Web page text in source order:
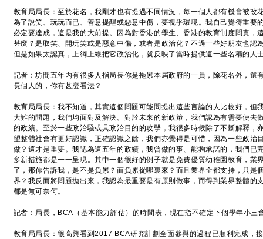
教育局局長：至於花名，我剛才也有提過不同情況，每一個人都有機會被改
為了說笑、玩玩而已、善意提醒或惡意中傷，要視乎環境。我自己覺得重要
必定要達成，這是我的大前提。因為對香港的學生、香港的教育制度問責，
甚麼？是取笑、開玩笑或是惡意中傷，或者是政治化？不過一些好朋友也認
但是如果太認真，上綱上線把它政治化，就反映了當時提供這一些名稱的人
記者：坊間五年內有很多人指局長你是拖累本屆政府的一員，除花名外，還
長個人的，你有甚麼看法？
教育局局長：我不知道，其實這個問題可能問提出這些言論的人比較好，但
大難的問題，我們均面對及解決。對於未來的新政策，我們認為有需要便去
的政績。至於一些政治騷或具政治目的的攻擊，我很多時候除了不斷解釋，
望整體社會有更好認識，正確認識之餘，我們亦覺得是可惜，因為一些政治
做？這才是重要。我認為這五年的政績，我曾做的事、能夠承諾的，我們已
多新措施都是一一呈現。其中一個很好的例子就是免費優質幼稚園教育，業
了，那你告訴我，是不是負累？而負累從哪裏來？而且業界全都支持，只是
界？我反而將問題拋出來，我認為最重要是有原則做事，而得到業界整體的
都是無可奈何。
記者：局長，BCA（基本能力評估）的時間表，現在指不確定下個學年小三
教育局局長：很高興看到2017 BCA研究計劃全面參與的過程已順利完成，